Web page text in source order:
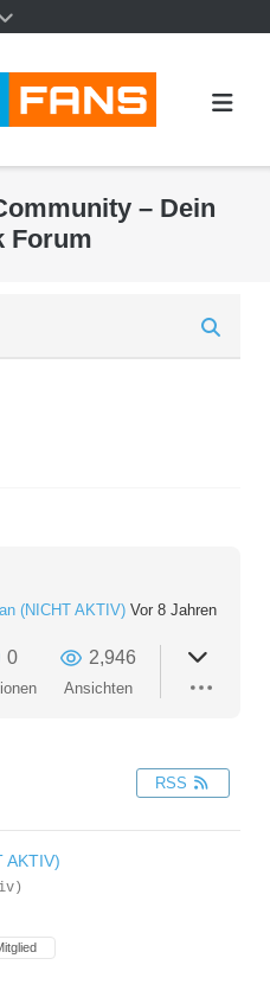
– Dein
Forum
(NICHT AKTIV) Vor 8 Jahren
0 2,946
Ansichten
RSS
AKTIV)